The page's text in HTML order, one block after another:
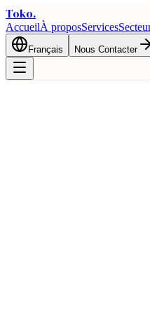
Toko.
AccueilÀ proposServices
Français Nous Contacter